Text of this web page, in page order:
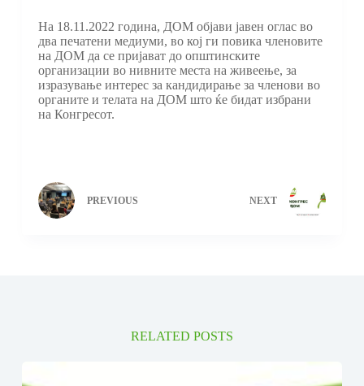
На 18.11.2022 година, ДОМ објави јавен оглас во
два печатени медиуми, во кој ги повика членовите
на ДОМ да се пријават до општинските
организации во нивните места на живеење, за
изразување интерес за кандидирање за членови во
органите и телата на ДОМ што ќе бидат избрани
на Конгресот.
PREVIOUS NEXT
RELATED POSTS